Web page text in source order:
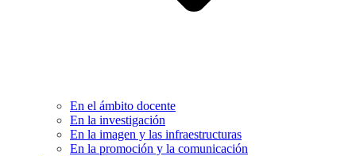
En el ámbito docente
En la investigación
En la imagen y las infraestructuras
En la promoción y la comunicación